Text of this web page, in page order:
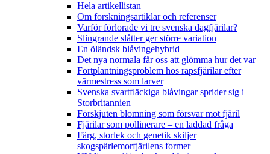
Hela artikellistan
Om forskningsartiklar och referenser
Varför förlorade vi tre svenska dagfjärilar?
Slingrande slåtter ger större variation
En öländsk blåvingehybrid
Det nya normala får oss att glömma hur det var
Fortplantningsproblem hos rapsfjärilar efter
värmestress som larver
Svenska svartfläckiga blåvingar sprider sig i
Storbritannien
Förskjuten blomning som försvar mot fjäril
Fjärilar som pollinerare – en laddad fråga
Färg, storlek och genetik skiljer
skogspärlemorfjärilens former